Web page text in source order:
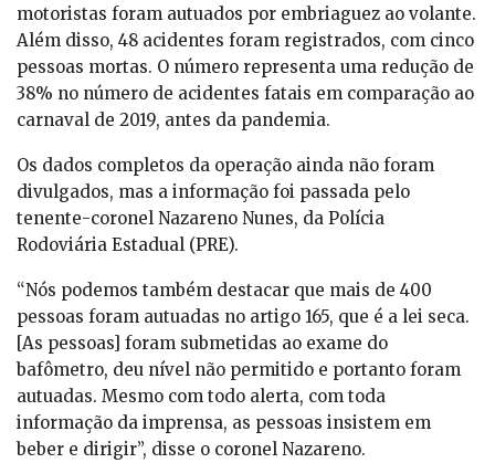
motoristas foram autuados por embriaguez ao volante.
Além disso, 48 acidentes foram registrados, com cinco
pessoas mortas. O número representa uma redução de
38% no número de acidentes fatais em comparação ao
carnaval de 2019, antes da pandemia.
Os dados completos da operação ainda não foram
divulgados, mas a informação foi passada pelo
tenente-coronel Nazareno Nunes, da Polícia
Rodoviária Estadual (PRE).
“Nós podemos também destacar que mais de 400
pessoas foram autuadas no artigo 165, que é a lei seca.
[As pessoas] foram submetidas ao exame do
bafômetro, deu nível não permitido e portanto foram
autuadas. Mesmo com todo alerta, com toda
informação da imprensa, as pessoas insistem em
beber e dirigir”, disse o coronel Nazareno.